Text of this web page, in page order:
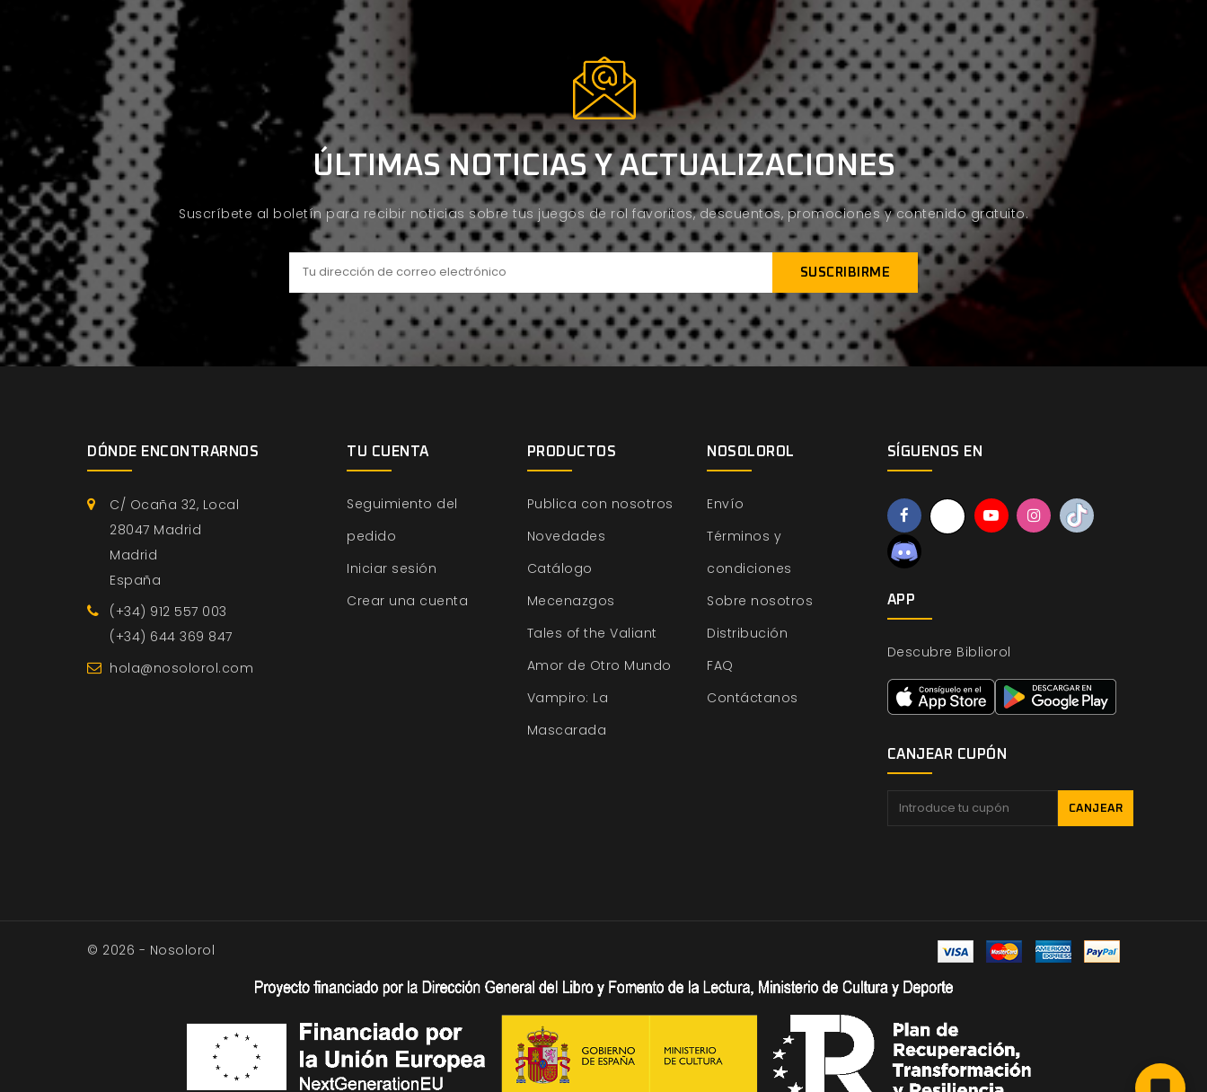
ÚLTIMAS NOTICIAS Y ACTUALIZACIONES
Suscríbete al boletín para recibir noticias sobre tus juegos de rol favoritos, descuentos, promociones y contenido gratuito.
DÓNDE ENCONTRARNOS
C/ Ocaña 32, Local
28047 Madrid
Madrid
España
(+34) 912 557 003
(+34) 644 369 847
hola@nosolorol.com
TU CUENTA
Seguimiento del
pedido
Iniciar sesión
Crear una cuenta
PRODUCTOS
Publica con nosotros
Novedades
Catálogo
Mecenazgos
Tales of the Valiant
Amor de Otro Mundo
Vampiro: La
Mascarada
NOSOLOROL
Envío
Términos y
condiciones
Sobre nosotros
Distribución
FAQ
Contáctanos
SÍGUENOS EN
APP
Descubre Bibliorol
CANJEAR CUPÓN
CANJEAR
© 2026 - Nosolorol